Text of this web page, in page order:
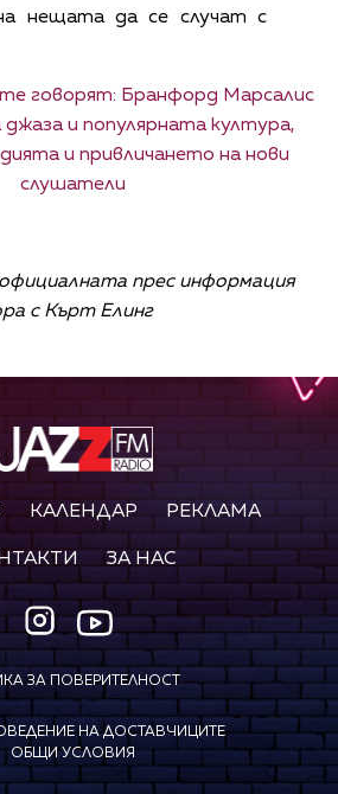
нещата да се случат с
говорят: Бранфорд Марсалис
и популярната култура,
и привличането на нови
слушатели
прес информация
с Кърт Елинг
КАЛЕНДАР РЕКЛАМА
ЗА НАС
ЗА ПОВЕРИТЕЛНОСТ
НА ДОСТАВЧИЦИТЕ
ОБЩИ УСЛОВИЯ